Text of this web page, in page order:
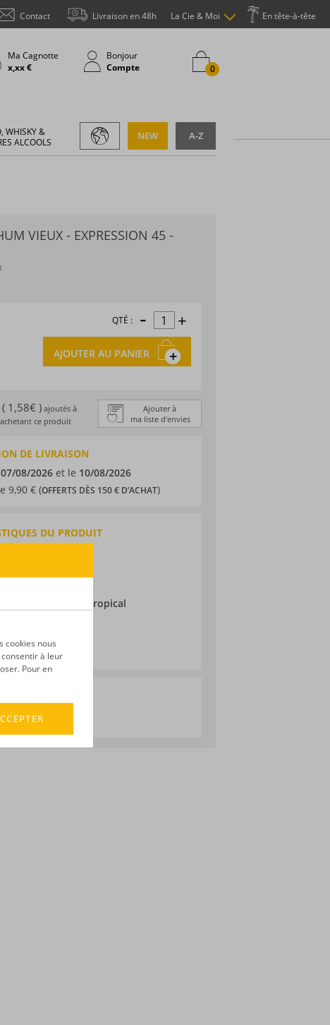
En tête-à-tête
La Cie & Moi
Livraison en 48h
Contact
Ma Cagnotte
x,xx €
Bonjour
Compte
0
WHISKY &
ALCOOLS
A-Z
NEW
VIEUX - EXPRESSION 45 -
QTÉ : - +
AJOUTER AU PANIER
Ajouter à
ma liste d’envies
( 1,58€ )ajoutés à
ce produit
DE LIVRAISON
07/08/2026et le 10/08/2026
9,90 € (OFFERTS DÈS 150 € D’ACHAT)
DU PRODUIT
vieillissement :
Tropical
Batch
:Karukera
cookies nous
à leur
Pour en